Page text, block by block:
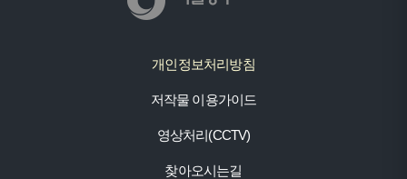
개인정보처리방침
저작물 이용가이드
영상처리(CCTV)
찾아오시는길